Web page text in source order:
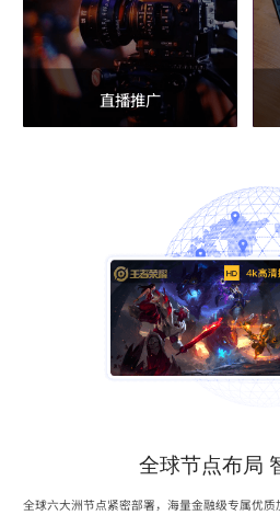
直播推广
全球节点布局
全球六大洲节点紧密部署，海量金融级专属优